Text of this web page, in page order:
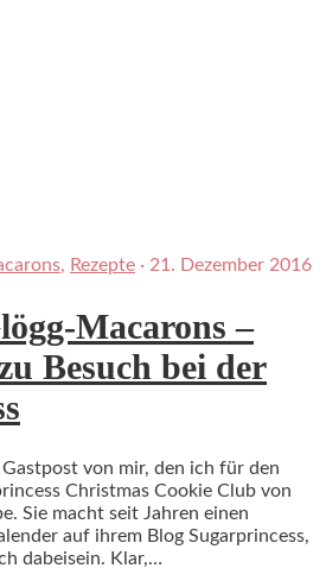
, Rezepte · 21. Dezember 2016
Macarons –
Besuch bei der
von mir, den ich für den
Christmas Cookie Club von
Sie macht seit Jahren einen
auf ihrem Blog Sugarprincess,
dabeisein. Klar,…